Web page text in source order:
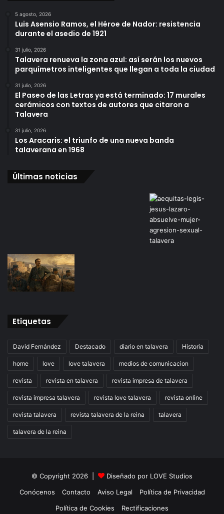
5 agosto, 2026
Luis Asensio Ramos, el Héroe de Nador: resistencia
durante el asedio de 1921
31 julio, 2026
Talavera renueva la zona azul: así serán los nuevos
parquímetros inteligentes que llegan a toda la ciudad
31 julio, 2026
El Paseo de las Letras ya está terminado: 17 murales
cerámicos con textos de autores que citaron a
Talavera
31 julio, 2026
Los Aracaris: el triunfo de una nueva banda
talaverana en 1968
Últimas noticias
Etiquetas
David Fernández Destacado diario en talavera Historia
home love love talavera medios de comunicacion
revista revista en talavera revista impresa de talavera
revista impresa talavera revista love talavera revista online
revista talavera revista talavera de la reina talavera
talavera de la reina
© Copyright 2026 | Diseñado por LOVE Studios
Conócenos
Contacto Aviso Legal
Política de Privacidad
Política de Cookies
Rectificaciones